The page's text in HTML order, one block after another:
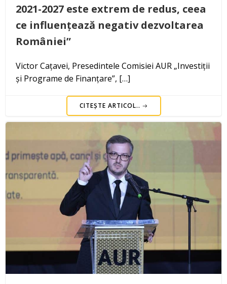
2021-2027 este extrem de redus, ceea
ce influențează negativ dezvoltarea
României”
Victor Cațavei, Presedintele Comisiei AUR „Investiții
și Programe de Finanțare”, […]
CITEȘTE ARTICOL..